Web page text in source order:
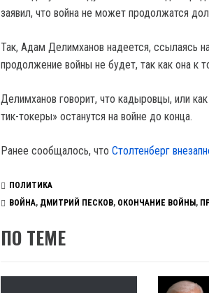
заявил, что война не может продолжатся
Так, Адам Делимханов надеется, ссылаясь
продолжение войны не будет, так как она к
Делимханов говорит, что кадыровцы, или
тик-токеры» останутся на войне до конца.
Ранее сообщалось, что Столтенберг
ПОЛИТИКА
ВОЙНА, ДМИТРИЙ ПЕСКОВ, ОКОНЧАНИЕ ВОЙНЫ ,
ПО ТЕМЕ